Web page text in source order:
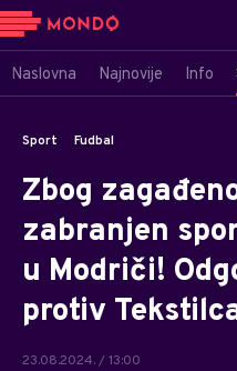
Naslovna Najnovije Info
Sport Fudbal
Zbog
zabranjen
u Modriči!
protiv
23.08.2024. / 13:00